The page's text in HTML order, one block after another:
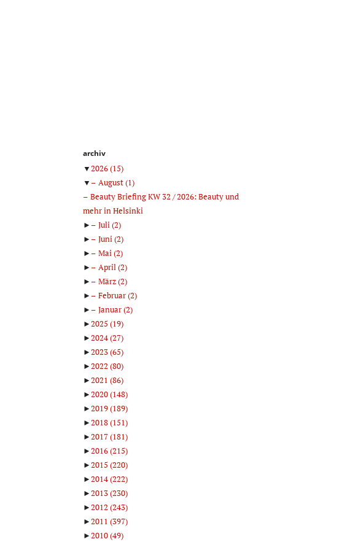
archiv
▼2026(15)
▼
August(1)
Beauty Briefing KW 32 / 2026: Beauty und
mehr in Helsinki
►
Juli(2)
►
Juni(2)
►
Mai(2)
►
April(2)
►
März(2)
►
Februar(2)
►
Januar(2)
►2025 (19)
►2024(27)
►2023(65)
►2022 (80)
►2021 (86)
►2020(148)
►2019(189)
►2018(151)
►2017(181)
►2016(215)
►2015 (220)
►2014(222)
►2013(230)
►2012 (243)
►2011 (397)
►2010(49)